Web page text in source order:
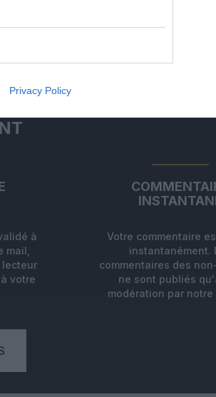
Privacy Policy
à
mail,
votre
Votre commentaire
instantanément.
commentaires des
ne sont publiés
modération par notre